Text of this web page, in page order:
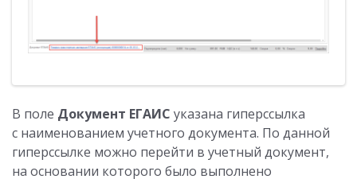
В поле Документ ЕГАИС указана гиперссылка
с наименованием учетного документа. По данной
гиперссылке можно перейти в учетный документ,
на основании которого было выполнено